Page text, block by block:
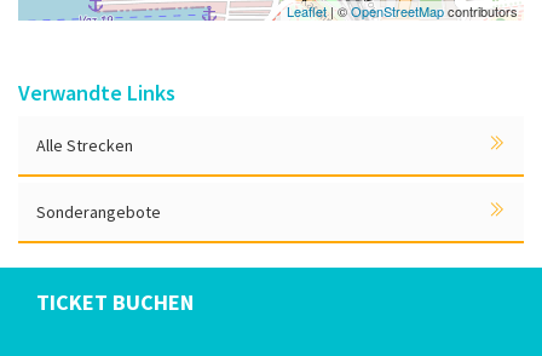
Leaflet| ©OpenStreetMapcontributors
Verwandte Links
Alle Strecken
Sonderangebote
TICKET BUCHEN